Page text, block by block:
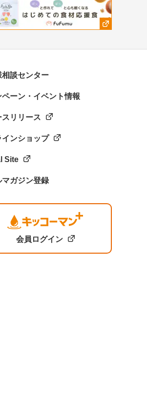
相談センター
ペーン・イベント情報
スリリース
インショップ
Site
マガジン登録
会員ログイン